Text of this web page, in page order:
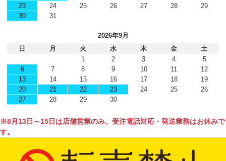
23
24 25 26 27 28
29
30
31
2026年9月
日
月 火 水 木 金
土
1
2 3 4
5
6
7 8 9 10 11
12
13
14 15 16 17 18
19
20
21 22 23 24 25
26
27
28 29 30
※8月13日～15日は店舗営業のみ。受注電話対応・発送業務はお休みで
す。